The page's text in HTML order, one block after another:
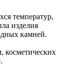
температур,
изделия
камней.
косметических